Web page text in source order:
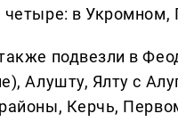
четыре: в Укромном,
подвезли в
Алушту, Ялту с
Керчь,